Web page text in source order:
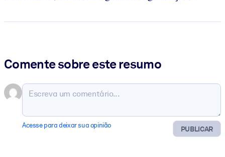
Comente sobre este resumo
PUBLICAR
Acesse para deixar sua opinião